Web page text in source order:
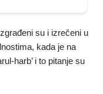
su i izrečeni u
kada je na
harb’ i to pitanje su